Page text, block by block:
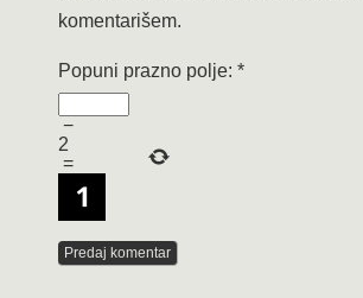
komentarišem.
Popuni prazno polje: *
−
2
=